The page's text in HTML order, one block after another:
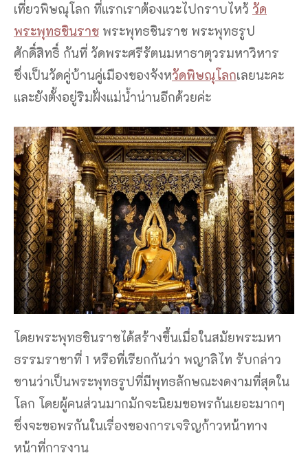
เที่ยวพิษณุโลก ที่แรกเราต้องแวะไปกราบไหว้ วัด
พระพุทธชินราช พระพุทธชินราช พระพุทธรูป
ศักดิ์สิทธิ์ กันที่ วัดพระศรีรัตนมหาธาตุวรมหาวิหาร
ซึ่งเป็นวัดคู่บ้านคู่เมืองของจังหวัดพิษณุโลกเลยนะคะ
และยังตั้งอยู่ริมฝั่งแม่น้ำน่านอีกด้วยค่ะ
โดยพระพุทธชินราชได้สร้างขึ้นเมื่อในสมัยพระมหา
ธรรมราชาที่ 1 หรือที่เรียกกันว่า พญาลิไท รับกล่าว
ขานว่าเป็นพระพุทธรูปที่มีพุทธลักษณะงดงามที่สุดใน
โลก โดยผู้คนส่วนมากมักจะนิยมขอพรกันเยอะมากๆ
ซึ่งจะขอพรกันในเรื่องของการเจริญก้าวหน้าทาง
หน้าที่การงาน